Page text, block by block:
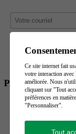
PARTENAIRES
Ce site internet fait
votre interaction
améliorée. Nous
cliquant sur "Tout
préférences en
"Personnaliser".
Tout